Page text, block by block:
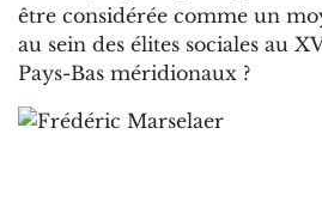
être considérée comme un
au sein des élites sociales au
Pays-Bas méridionaux ?